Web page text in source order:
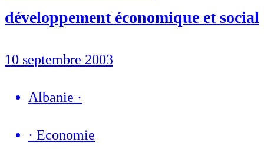
développement économique et social
10 septembre 2003
Albanie ·
· Economie